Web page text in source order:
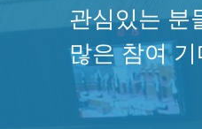
관심있는 분
많은 참여